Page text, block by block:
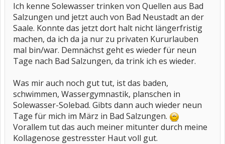
Ich kenne Solewasser trinken von Quellen aus Bad
Salzungen und jetzt auch von Bad Neustadt an der
Saale. Konnte das jetzt dort halt nicht längerfristig
machen, da ich da ja nur zu privaten Kururlauben
mal bin/war. Demnächst geht es wieder für neun
Tage nach Bad Salzungen, da trink ich es wieder.
Was mir auch noch gut tut, ist das baden,
schwimmen, Wassergymnastik, planschen in
Solewasser-Solebad. Gibts dann auch wieder neun
Tage für mich im März in Bad Salzungen.
Vorallem tut das auch meiner mitunter durch meine
Kollagenose gestresster Haut voll gut.